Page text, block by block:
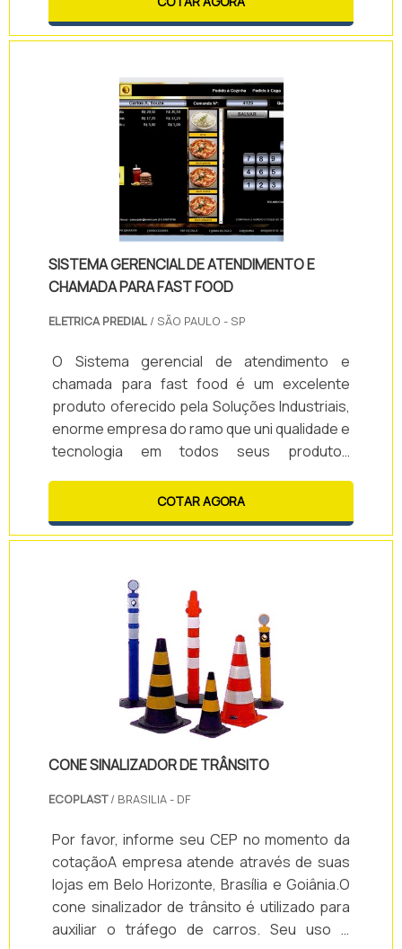
de roupas é revestido em telado (vazados)
para possibilitar a aeração e com isso evitar
também a organização e separação dos
diferentes tipos de roupas, de cama, m.
SISTEMA GERENCIAL DE ATENDIMENTO E
CHAMADA PARA FAST FOOD
ELETRICA PREDIAL / SÃO PAULO - SP
O Sistema gerencial de atendimento e
chamada para fast food é um excelente
produto oferecido pela Soluções Industriais,
enorme empresa do ramo que uni qualidade e
tecnologia em todos seus produtos
1998 no mercado, a empresa vem se
destacando pela qualidade e tecnologia de
todos os seus produtos voltados a
da mais alta qualidade.Hoje, a empresa
oferece, além do Sistema gerencial de
atendimento e chamada para fast.
COTAR AGORA
CONE SINALIZADOR DE TRÂNSITO
ECOPLAST/ BRASILIA - DF
Por favor, informe seu CEP no momento da
cotaçãoA empresa atende através de suas
lojas em Belo Horizonte, Brasília e Goiânia.O
cone sinalizador de trânsito é utilizado para
auxiliar o tráfego de carros. Seu uso é